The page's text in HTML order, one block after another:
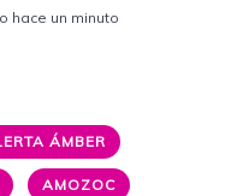
hace un minuto
ÁMBER
AMOZOC